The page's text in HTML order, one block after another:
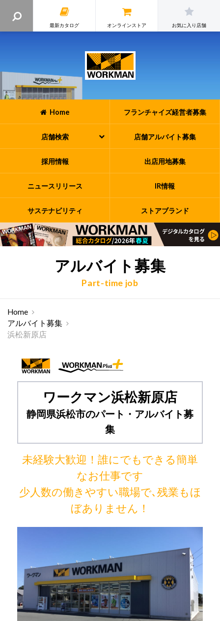
最新カタログ オンラインストア お気に入り店舗
Home フランチャイズ経営者募集
店舗検索 店舗アルバイト募集
採用情報 出店用地募集
ニュースリリース IR情報
サステナビリティ ストアブランド
アルバイト募集
Part-time job
Home
アルバイト募集
浜松新原店
ワークマン浜松新原店
静岡県浜松市のパート・アルバイト募
集
未経験大歓迎！誰にでもできる簡単
なお仕事です
少人数の働きやすい職場で､残業もほ
ぼありません！